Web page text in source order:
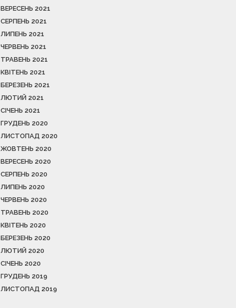
ВЕРЕСЕНЬ 2021
СЕРПЕНЬ 2021
ЛИПЕНЬ 2021
ЧЕРВЕНЬ 2021
ТРАВЕНЬ 2021
КВІТЕНЬ 2021
БЕРЕЗЕНЬ 2021
ЛЮТИЙ 2021
СІЧЕНЬ 2021
ГРУДЕНЬ 2020
ЛИСТОПАД 2020
ЖОВТЕНЬ 2020
ВЕРЕСЕНЬ 2020
СЕРПЕНЬ 2020
ЛИПЕНЬ 2020
ЧЕРВЕНЬ 2020
ТРАВЕНЬ 2020
КВІТЕНЬ 2020
БЕРЕЗЕНЬ 2020
ЛЮТИЙ 2020
СІЧЕНЬ 2020
ГРУДЕНЬ 2019
ЛИСТОПАД 2019